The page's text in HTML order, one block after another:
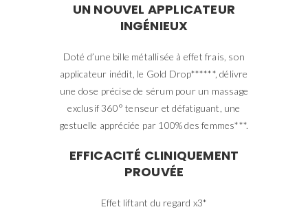
UN NOUVEL APPLICATEUR
INGÉNIEUX
Doté d’une bille métallisée à effet frais, son
applicateur inédit, le Gold Drop******, délivre
une dose précise de sérum pour un massage
exclusif 360° tenseur et défatiguant, une
gestuelle appréciée par 100% des femmes***.
EFFICACITÉ CLINIQUEMENT
PROUVÉE
Effet liftant du regard x3*